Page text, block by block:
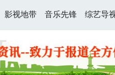
影视地带 音乐先锋 综艺导